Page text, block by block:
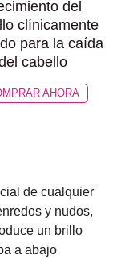
del
clínicamente
para la caída
cabello
AHORA
de cualquier
y nudos,
un brillo
a abajo